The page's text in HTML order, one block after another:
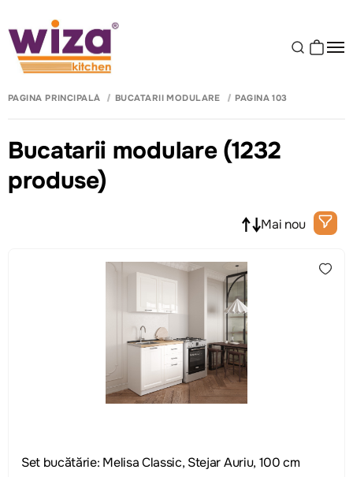
PAGINA PRINCIPALĂ BUCATARII MODULARE PAGINA 103
Bucatarii modulare (1232
produse)
Mai nou
Set bucătărie: Melisa Classic, Stejar Auriu, 100 cm